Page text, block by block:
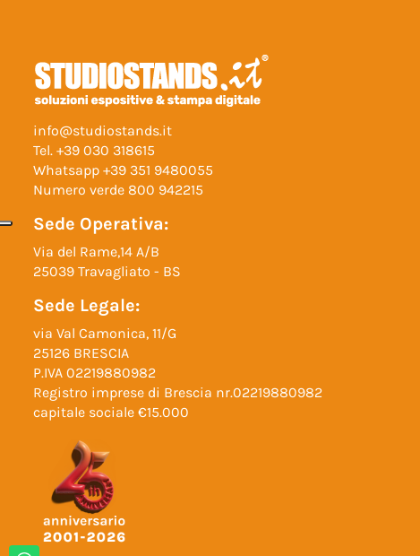
info@studiostands.it
Tel. +39 030 318615
Whatsapp +39 351 9480055
Numero verde 800 942215
Sede Operativa:
Via del Rame,14 A/B
25039 Travagliato - BS
Sede Legale:
via Val Camonica, 11/G
25126 BRESCIA
P.IVA 02219880982
Registro imprese di Brescia nr.02219880982
capitale sociale €15.000